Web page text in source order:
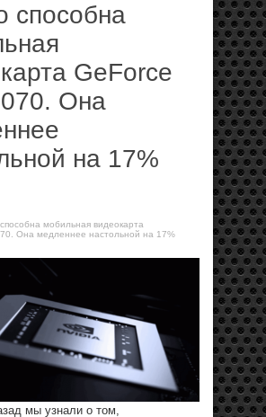
способна
GeForce
Она
на 17%
мобильная видеокарта
Она медленнее настольной на 17%
мы узнали о том,